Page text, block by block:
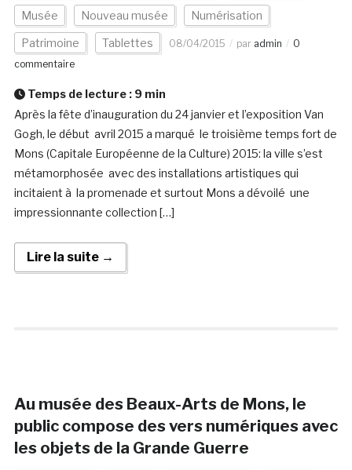
Musée Nouveau musée Numérisation
Patrimoine Tablettes 08/04/2015 par admin
0
commentaire
Temps de lecture : 9 min
Après la fête d’inauguration du 24 janvier et l’exposition Van
Gogh, le début avril 2015 a marqué le troisième temps fort de
Mons (Capitale Européenne de la Culture) 2015: la ville s’est
métamorphosée avec des installations artistiques qui
incitaient à la promenade et surtout Mons a dévoilé une
impressionnante collection […]
Lire la suite →
Au musée des Beaux-Arts de Mons, le
public compose des vers numériques avec
les objets de la Grande Guerre